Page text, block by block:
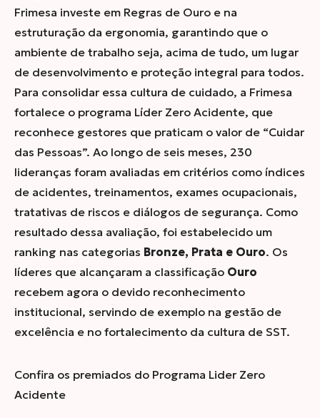
Frimesa investe em Regras de Ouro e na
estruturação da ergonomia, garantindo que o
ambiente de trabalho seja, acima de tudo, um lugar
de desenvolvimento e proteção integral para todos.
Para consolidar essa cultura de cuidado, a Frimesa
fortalece o programa Líder Zero Acidente, que
reconhece gestores que praticam o valor de “Cuidar
das Pessoas”. Ao longo de seis meses, 230
lideranças foram avaliadas em critérios como índices
de acidentes, treinamentos, exames ocupacionais,
tratativas de riscos e diálogos de segurança. Como
resultado dessa avaliação, foi estabelecido um
ranking nas categorias Bronze, Prata e Ouro. Os
líderes que alcançaram a classificação Ouro
recebem agora o devido reconhecimento
institucional, servindo de exemplo na gestão de
excelência e no fortalecimento da cultura de SST.
Confira os premiados do Programa Lider Zero
Acidente